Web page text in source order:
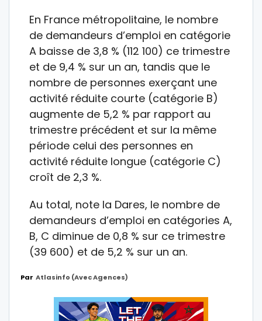
En France métropolitaine, le nombre
de demandeurs d’emploi en catégorie
A baisse de 3,8 % (112 100) ce trimestre
et de 9,4 % sur un an, tandis que le
nombre de personnes exerçant une
activité réduite courte (catégorie B)
augmente de 5,2 % par rapport au
trimestre précédent et sur la même
période celui des personnes en
activité réduite longue (catégorie C)
croît de 2,3 %.
Au total, note la Dares, le nombre de
demandeurs d’emploi en catégories A,
B, C diminue de 0,8 % sur ce trimestre
(39 600) et de 5,2 % sur un an.
Par Atlasinfo (avec Agences)